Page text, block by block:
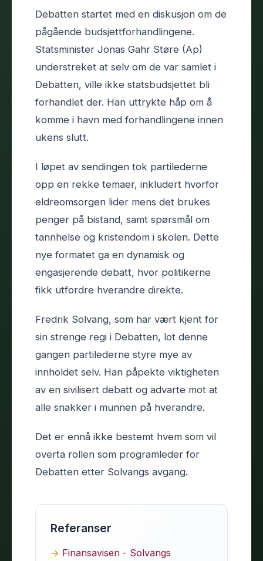
Debatten startet med en diskusjon om de
pågående budsjettforhandlingene.
Statsminister Jonas Gahr Støre (Ap)
understreket at selv om de var samlet i
Debatten, ville ikke statsbudsjettet bli
forhandlet der. Han uttrykte håp om å
komme i havn med forhandlingene innen
ukens slutt.
I løpet av sendingen tok partilederne
opp en rekke temaer, inkludert hvorfor
eldreomsorgen lider mens det brukes
penger på bistand, samt spørsmål om
tannhelse og kristendom i skolen. Dette
nye formatet ga en dynamisk og
engasjerende debatt, hvor politikerne
fikk utfordre hverandre direkte.
Fredrik Solvang, som har vært kjent for
sin strenge regi i Debatten, lot denne
gangen partilederne styre mye av
innholdet selv. Han påpekte viktigheten
av en sivilisert debatt og advarte mot at
alle snakker i munnen på hverandre.
Det er ennå ikke bestemt hvem som vil
overta rollen som programleder for
Debatten etter Solvangs avgang.
Referanser
Finansavisen - Solvangs